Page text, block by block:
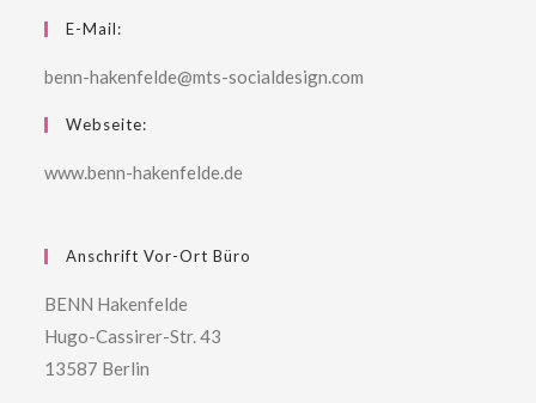
E-Mail:
benn-hakenfelde@mts-socialdesign.com
Webseite:
www.benn-hakenfelde.de
Anschrift Vor-Ort Büro
BENN Hakenfelde
Hugo-Cassirer-Str. 43
13587 Berlin